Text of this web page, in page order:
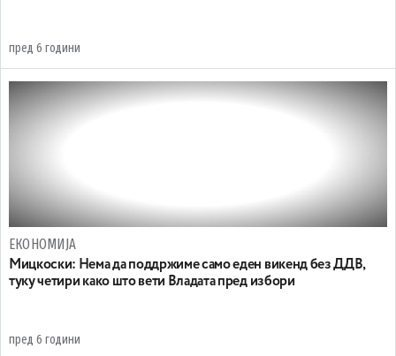
пред 6 години
ЕКОНОМИЈА
Мицкоски: Нема да поддржиме само еден викенд без ДДВ,
туку четири како што вети Владата пред избори
пред 6 години